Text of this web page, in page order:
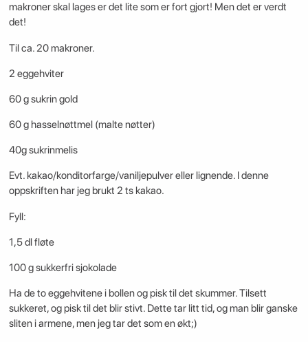
makroner skal lages er det lite som er fort gjort! Men det er verdt
det!
Til ca. 20 makroner.
2 eggehviter
60 g sukrin gold
60 g hasselnøttmel (malte nøtter)
40g sukrinmelis
Evt. kakao/konditorfarge/vaniljepulver eller lignende. I denne
oppskriften har jeg brukt 2 ts kakao.
Fyll:
1,5 dl fløte
100 g sukkerfri sjokolade
Ha de to eggehvitene i bollen og pisk til det skummer. Tilsett
sukkeret, og pisk til det blir stivt. Dette tar litt tid, og man blir ganske
sliten i armene, men jeg tar det som en økt;)